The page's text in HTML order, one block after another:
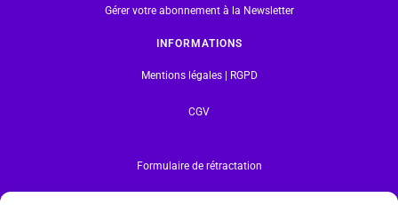
Gérer votre abonnement à la Newsletter
INFORMATIONS
Mentions légales | RGPD
CGV
Formulaire de rétractation